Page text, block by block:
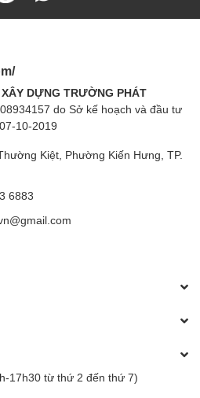
DỰNG TRƯỜNG PHÁT
do Sở kế hoạch và đầu tư
10-2019
Kiệt, Phường Kiến Hưng, TP.
6883
17h30 từ thứ 2 đến thứ 7)